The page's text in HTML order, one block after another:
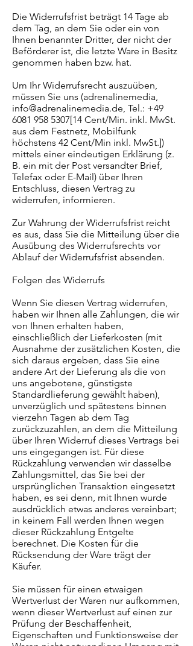
Die Widerrufsfrist beträgt 14 Tage ab
dem Tag, an dem Sie oder ein von
Ihnen benannter Dritter, der nicht der
Beförderer ist, die letzte Ware in Besitz
genommen haben bzw. hat.
Um Ihr Widerrufsrecht auszuüben,
müssen Sie uns (adrenalinemedia,
info@adrenalinemedia.de, Tel.: +49
6081 958 5307[14 Cent/Min. inkl. MwSt.
aus dem Festnetz, Mobilfunk
höchstens 42 Cent/Min inkl. MwSt.])
mittels einer eindeutigen Erklärung (z.
B. ein mit der Post versandter Brief,
Telefax oder E-Mail) über Ihren
Entschluss, diesen Vertrag zu
widerrufen, informieren.
Zur Wahrung der Widerrufsfrist reicht
es aus, dass Sie die Mitteilung über die
Ausübung des Widerrufsrechts vor
Ablauf der Widerrufsfrist absenden.
Folgen des Widerrufs
Wenn Sie diesen Vertrag widerrufen,
haben wir Ihnen alle Zahlungen, die wir
von Ihnen erhalten haben,
einschließlich der Lieferkosten (mit
Ausnahme der zusätzlichen Kosten, die
sich daraus ergeben, dass Sie eine
andere Art der Lieferung als die von
uns angebotene, günstigste
Standardlieferung gewählt haben),
unverzüglich und spätestens binnen
vierzehn Tagen ab dem Tag
zurückzuzahlen, an dem die Mitteilung
über Ihren Widerruf dieses Vertrags bei
uns eingegangen ist. Für diese
Rückzahlung verwenden wir dasselbe
Zahlungsmittel, das Sie bei der
ursprünglichen Transaktion eingesetzt
haben, es sei denn, mit Ihnen wurde
ausdrücklich etwas anderes vereinbart;
in keinem Fall werden Ihnen wegen
dieser Rückzahlung Entgelte
berechnet. Die Kosten für die
Rücksendung der Ware trägt der
Käufer.
Sie müssen für einen etwaigen
Wertverlust der Waren nur aufkommen,
wenn dieser Wertverlust auf einen zur
Prüfung der Beschaffenheit,
Eigenschaften und Funktionsweise der